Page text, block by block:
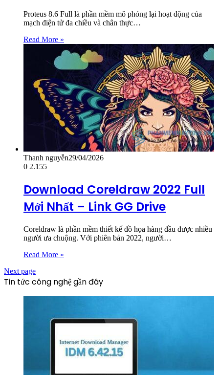
Proteus 8.6 Full là phần mềm mô phỏng lại hoạt động của
mạch điện tử đa chiều và chân thực…
Read More »
Thanh nguyễn29/04/2026
0 2.155
Download Coreldraw 2022 Full
Mới Nhất – Link GG Drive
Coreldraw là phần mềm thiết kế đồ họa hàng đầu được nhiều
người ưa chuộng. Với phiên bản 2022, người…
Read More »
Next page
Tin tức công nghệ gần đây